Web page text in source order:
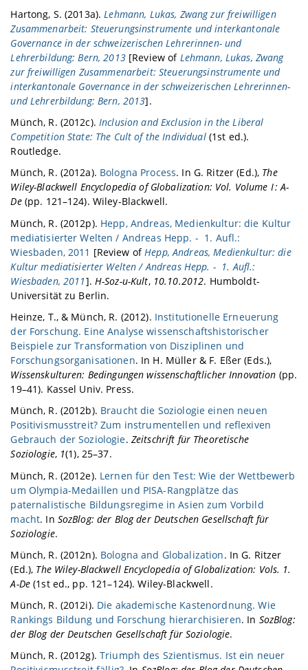
Hartong, S. (2013a).Lehmann, Lukas, Zwang zur freiwilligen
Zusammenarbeit: Steuerungsinstrumente und interkantonale
Governance in der schweizerischen Lehrerinnen- und
Lehrerbildung: Bern, 2013[Review of Lehmann, Lukas, Zwang
zur freiwilligen Zusammenarbeit: Steuerungsinstrumente und
interkantonale Governance in der schweizerischen Lehrerinnen-
und Lehrerbildung: Bern, 2013].
Münch, R. (2012c).Inclusion and Exclusion in the Liberal
Competition State: The Cult of the Individual(1st ed.).
Routledge.
Münch, R. (2012a). Bologna Process. In G. Ritzer (Ed.), The
Wiley-Blackwell Encyclopedia of Globalization: Vol. Volume I : A-
De(pp. 121–124). Wiley-Blackwell.
Münch, R. (2012p). Hepp, Andreas, Medienkultur: die Kultur
mediatisierter Welten / Andreas Hepp. - 1. Aufl.:
Wiesbaden, 2011 [Review of Hepp, Andreas, Medienkultur: die
Kultur mediatisierter Welten / Andreas Hepp. - 1. Aufl.:
Wiesbaden, 2011]. H-Soz-u-Kult, 10.10.2012. Humboldt-
Universität zu Berlin.
Heinze, T., & Münch, R. (2012). Institutionelle Erneuerung
der Forschung. Eine Analyse wissenschaftshistorischer
Beispiele zur Transformation von Disziplinen und
Forschungsorganisationen. In H. Müller & F. Eßer (Eds.),
Wissenskulturen: Bedingungen wissenschaftlicher Innovation (pp.
19–41). Kassel Univ. Press.
Münch, R. (2012b). Braucht die Soziologie einen neuen
Positivismusstreit? Zum instrumentellen und reflexiven
Gebrauch der Soziologie. Zeitschrift für Theoretische
Soziologie, 1(1), 25–37.
Münch, R. (2012e). Lernen für den Test: Wie der Wettbewerb
um Olympia-Medaillen und PISA-Rangplätze das
paternalistische Bildungsregime in Asien zum Vorbild
macht. In SozBlog: der Blog der Deutschen Gesellschaft für
Soziologie.
Münch, R. (2012n). Bologna and Globalization. In G. Ritzer
(Ed.), The Wiley-Blackwell Encyclopedia of Globalization: Vols. 1.
A-De(1st ed., pp. 121–124). Wiley-Blackwell.
Münch, R. (2012i). Die akademische Kastenordnung. Wie
Rankings Bildung und Forschung hierarchisieren. In SozBlog:
der Blog der Deutschen Gesellschaft für Soziologie.
Münch, R. (2012g).Triumph des Szientismus. Ist ein neuer